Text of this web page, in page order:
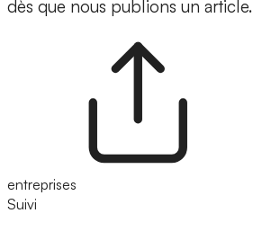
dès que nous publions un article.
entreprises
Suivi